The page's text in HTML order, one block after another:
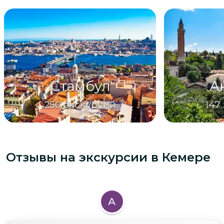
Стамбул
250 экскурсий 147
Отзывы на экскурсии в Кемере
А